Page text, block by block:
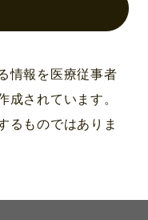
情報を医療従事者
成されています。
るものではありま
ト ブルー